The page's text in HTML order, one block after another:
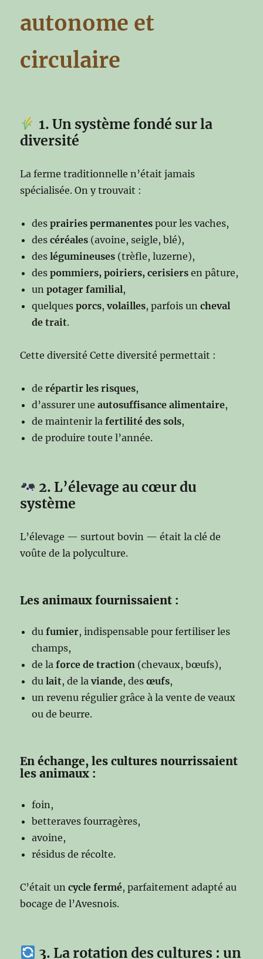
autonome et
circulaire
1. Un système fondé sur la
diversité
La ferme traditionnelle n’était jamais
spécialisée. On y trouvait :
desprairies permanentes pour les vaches,
descéréales (avoine, seigle, blé),
deslégumineuses (trèfle, luzerne),
despommiers, poiriers, cerisiers en pâture,
unpotager familial,
quelquesporcs,volailles, parfois uncheval
de trait.
Cette diversité Cette diversité permettait :
derépartir les risques,
d’assurer uneautosuffisance alimentaire,
de maintenir lafertilité des sols,
de produire toute l’année.
2. L’élevage au cœur du
système
L’élevage — surtout bovin — était la clé de
voûte de la polyculture.
Les animaux fournissaient :
dufumier, indispensable pour fertiliser les
champs,
de laforce de traction (chevaux, bœufs),
dulait, de laviande, desœufs,
un revenu régulier grâce à la vente de veaux
ou de beurre.
En échange, les cultures nourrissaient
les animaux :
foin,
betteraves fourragères,
avoine,
résidus de récolte.
C’était uncycle fermé, parfaitement adapté au
bocage de l’Avesnois.
3. La rotation des cultures : un